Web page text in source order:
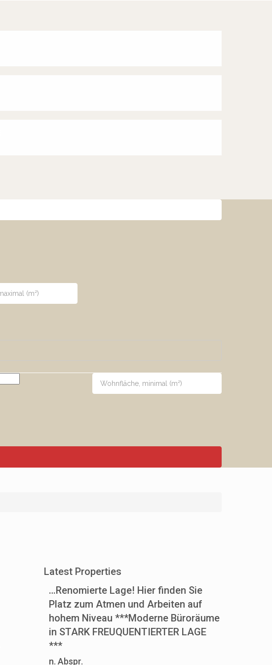
Latest Properties
…Renomierte Lage! Hier finden Sie
Platz zum Atmen und Arbeiten auf
hohem Niveau ***Moderne Büroräume
in STARK FREUQUENTIERTER LAGE
***
n. Abspr.